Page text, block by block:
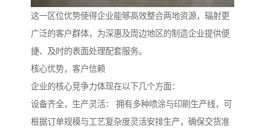
这一区位优势使得企业能够高效整合两地资源，辐射更
广泛的客户群体，为深惠及周边地区的制造企业提供便
捷、及时的表面处理配套服务。
核心优势，客户信赖
企业的核心竞争力体现在以下几个方面：
设备齐全，生产灵活： 拥有多种喷涂与印刷生产线，可
根据订单规模与工艺复杂度灵活安排生产，确保交货准